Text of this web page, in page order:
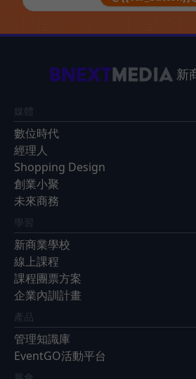
新
媒體
數位時代
經理人
Shopping Design
創業小聚
未來商務
學習
新商業學校
線上課程
課程團票方案
企業內訓計畫
產品
管理知識庫
EventGO活動平台